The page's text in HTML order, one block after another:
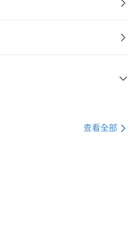
查看全部